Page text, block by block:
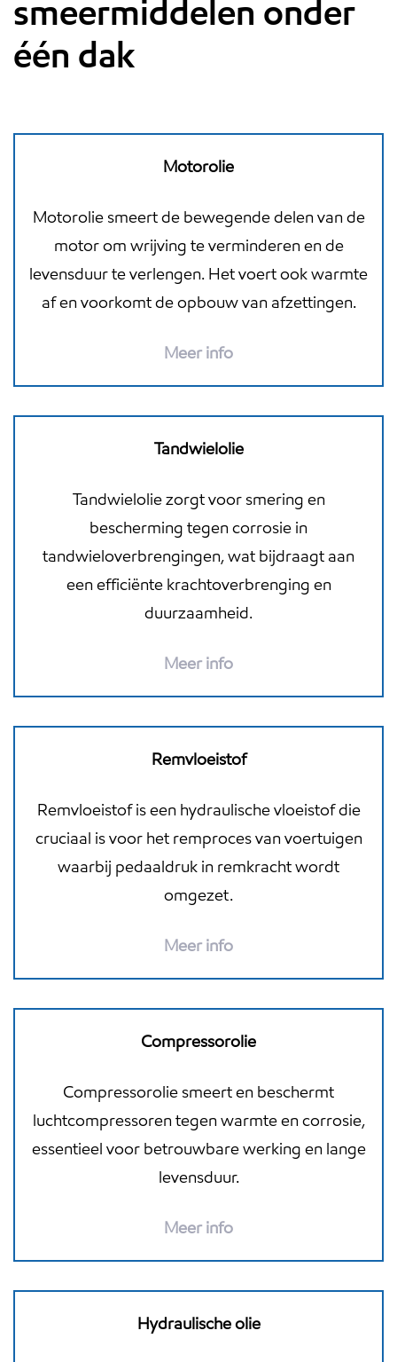
smeermiddelen onder
één dak
Motorolie
Motorolie smeert de bewegende delen van de
motor om wrijving te verminderen en de
levensduur te verlengen. Het voert ook warmte
af en voorkomt de opbouw van afzettingen.
Meer info
Tandwielolie
Tandwielolie zorgt voor smering en
bescherming tegen corrosie in
tandwieloverbrengingen, wat bijdraagt aan
een efficiënte krachtoverbrenging en
duurzaamheid.
Meer info
Remvloeistof
Remvloeistof is een hydraulische vloeistof die
cruciaal is voor het remproces van voertuigen
waarbij pedaaldruk in remkracht wordt
omgezet.
Meer info
Compressorolie
Compressorolie smeert en beschermt
luchtcompressoren tegen warmte en corrosie,
essentieel voor betrouwbare werking en lange
levensduur.
Meer info
Hydraulische olie